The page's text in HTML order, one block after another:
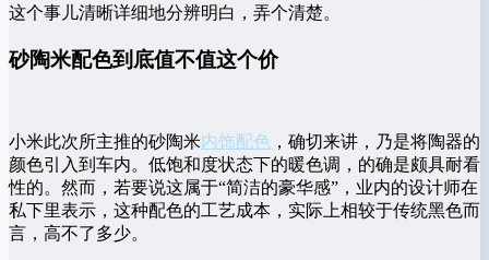
这个事儿清晰详细地分辨明白，弄个清楚。
砂陶米配色到底值不值这个价
小米此次所主推的砂陶米内饰配色 ，确切来讲，乃是将陶器的
颜色引入到车内。低饱和度状态下的暖色调，的确是颇具耐看
性的。然而，若要说这属于“简洁的豪华感”，业内的设计师在
私下里表示，这种配色的工艺成本，实际上相较于传统黑色而
言，高不了多少。